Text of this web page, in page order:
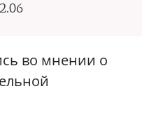
во мнении о